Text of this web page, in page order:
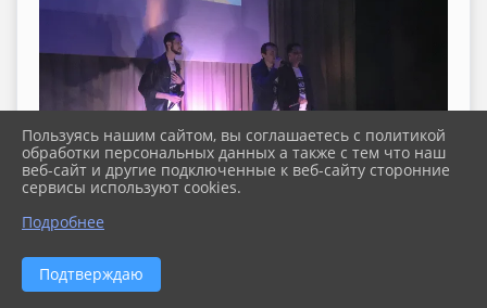
Пользуясь нашим сайтом, вы соглашаетесь с политикой
обработки персональных данных а также с тем что наш
веб-сайт и другие подключенные к веб-сайту сторонние
сервисы используют cookies.
Подробнее
Подтверждаю